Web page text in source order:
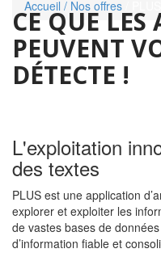
Accueil / Nos offres
CE QUE LES
PEUVENT
DÉTECTE !
L'exploitation
des textes
PLUS est une application
explorer et exploiter les
de vastes bases de
d’information fiable et